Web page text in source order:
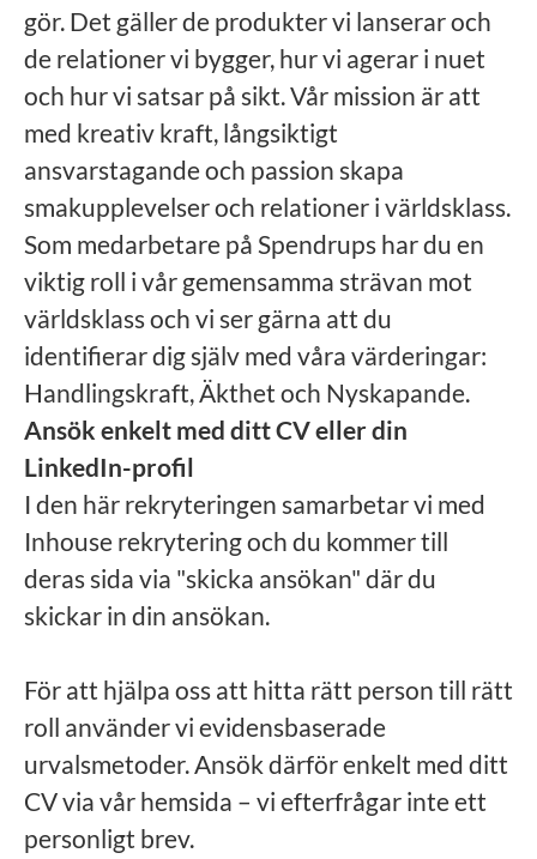
gör. Det gäller de produkter vi lanserar och
de relationer vi bygger, hur vi agerar i nuet
och hur vi satsar på sikt. Vår mission är att
med kreativ kraft, långsiktigt
ansvarstagande och passion skapa
smakupplevelser och relationer i världsklass.
Som medarbetare på Spendrups har du en
viktig roll i vår gemensamma strävan mot
världsklass och vi ser gärna att du
identifierar dig själv med våra värderingar:
Handlingskraft, Äkthet och Nyskapande.
Ansök enkelt med ditt CV eller din
LinkedIn-profil
I den här rekryteringen samarbetar vi med
Inhouse rekrytering och du kommer till
deras sida via "skicka ansökan" där du
skickar in din ansökan.
För att hjälpa oss att hitta rätt person till rätt
roll använder vi evidensbaserade
urvalsmetoder. Ansök därför enkelt med ditt
CV via vår hemsida – vi efterfrågar inte ett
personligt brev.